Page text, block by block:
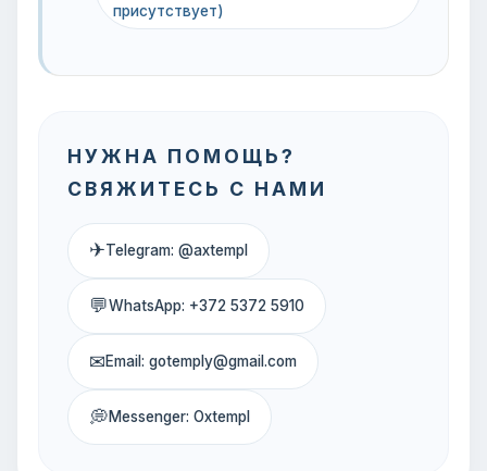
присутствует)
НУЖНА ПОМОЩЬ?
СВЯЖИТЕСЬ С НАМИ
✈Telegram: @axtempl
💬WhatsApp: +372 5372 5910
✉Email: gotemply@gmail.com
💭Messenger: Oxtempl